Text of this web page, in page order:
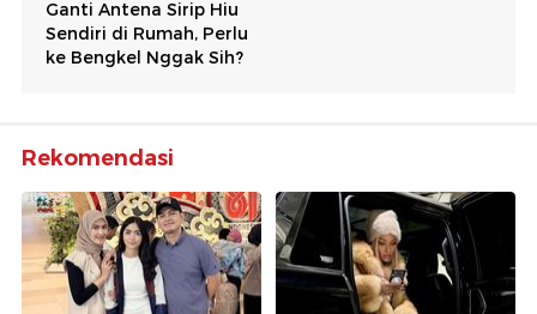
Rekomendasi